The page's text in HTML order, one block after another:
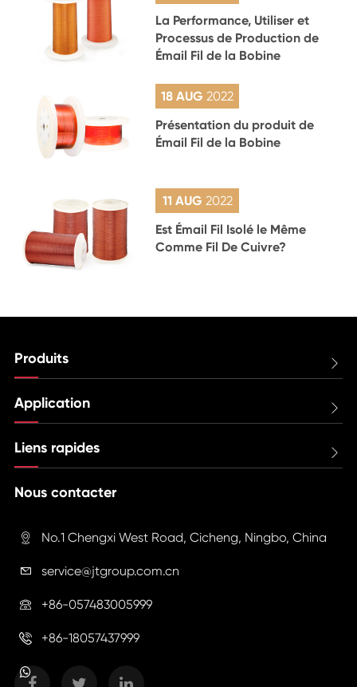
La Performance, Utiliser et
Processus de Production de
Émail Fil de la Bobine
18 AUG2022
Présentation du produit de
Émail Fil de la Bobine
11 AUG 2022
Est Émail Fil Isolé le Même
Comme Fil De Cuivre?
Produits 
Application 
Liens rapides 
Nous contacter
 No.1 Chengxi West Road, Cicheng, Ningbo, China
 service@jtgroup.com.cn
 +86-057483005999
 +86-18057437999